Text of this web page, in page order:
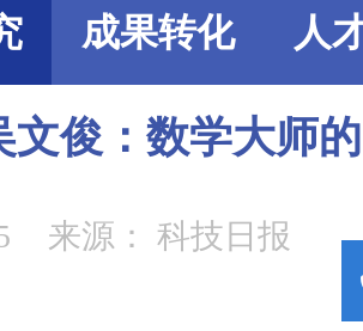
成果转化 人
文俊：数学大师
来源： 科技日报